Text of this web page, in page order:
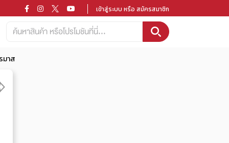
เข้าสู่ระบบ หรือ สมัครสมาชิก
มาส